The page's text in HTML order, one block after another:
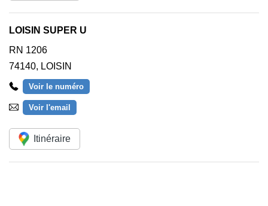
LOISIN SUPER U
RN 1206
74140, LOISIN
Voir le numéro
Voir l'email
Itinéraire